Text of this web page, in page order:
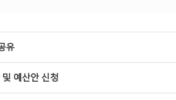
유
예산안 신청